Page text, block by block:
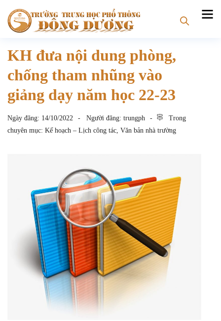
KH đưa nội dung phòng,
chống tham nhũng vào
giảng dạy năm học 22-23
Ngày đăng: 14/10/2022 Người đăng: trungph
Trong
chuyên mục: Kế hoạch – Lịch công tác, Văn bản nhà trường